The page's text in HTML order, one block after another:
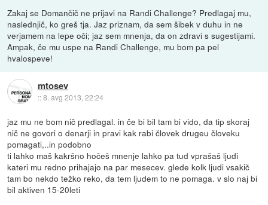
Zakaj se Domančič ne prijavi na Randi Challenge? Predlagaj mu,
naslednjič, ko greš tja. Jaz priznam, da sem šibek v duhu in ne
verjamem na lepe oči; jaz sem mnenja, da on zdravi s sugestijami.
Ampak, če mu uspe na Randi Challenge, mu bom pa pel
hvalospeve!
mtosev
::8. avg 2013, 22:24
jaz mu ne bom nič predlagal. in če bi bil tam bi vido, da tip skoraj
nič ne govori o denarji in pravi kak rabi človek drugeu človeku
pomagati,..in podobno
ti lahko maš kakršno hočeš mnenje lahko pa tud vprašaš ljudi
kateri mu redno prihajajo na par mesecev. glede kolk ljudi vsakič
tam bo nekdo težko reko, da tem ljudem to ne pomaga. v slo naj bi
bil aktiven 15-20leti